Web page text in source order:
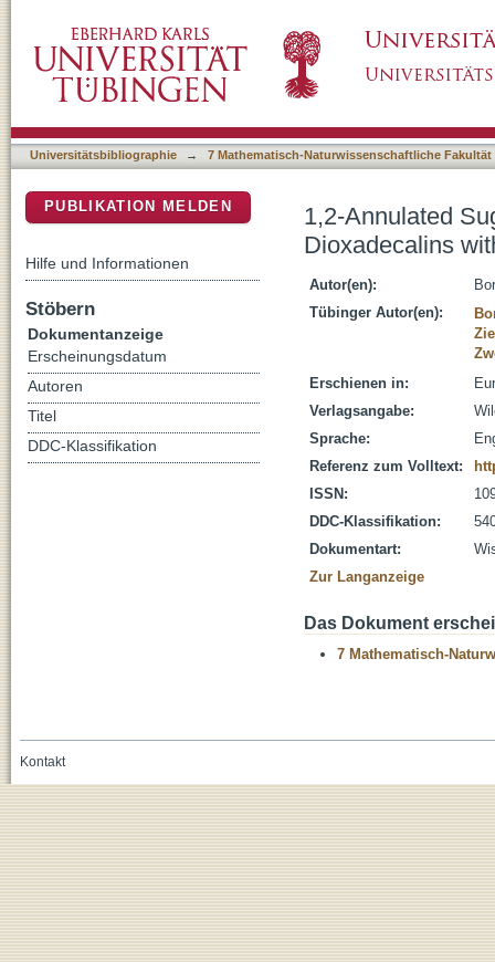
Configuration
Universitätsbibliographie → 7 Mathematisch-Naturwissenschaftliche Fakultät
1,2-Annulated
Dioxadecalins
Autor(en):
Tübinger Autor(en):
Erschienen in:
Verlagsangabe:
Sprache:
Referenz zum Volltext:
ISSN:
DDC-Klassifikation:
Dokumentart:
Zur Langanzeige
Das Dokument
7 Mathematisch-
PUBLIKATION MELDEN
Hilfe und Informationen
Stöbern
Dokumentanzeige
Erscheinungsdatum
Autoren
Titel
DDC-Klassifikation
Kontakt